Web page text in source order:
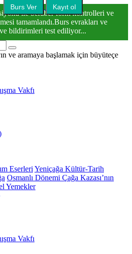
ile beraber form kontrolleri ve
tamamlandı.Burs evrakları ve
bildirimleri test ediliyor...
ve aramaya başlamak için büyüteçe
Burs Ver Kayıt ol
Vakfı
Eserleri Yeniçağa Kültür-Tarih
Osmanlı Dönemi Çağa Kazası’nın
Yemekler
Vakfı